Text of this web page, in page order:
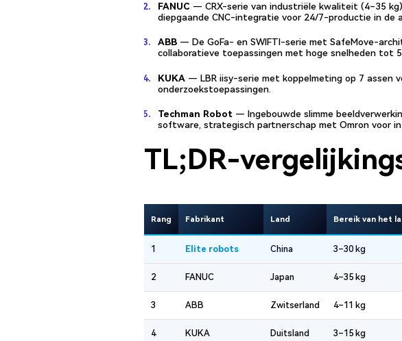
FANUC — CRX-serie van industriële kwaliteit (4–35
diepgaande CNC-integratie voor 24/7-productie in de
ABB — De GoFa- en SWIFTI-serie met SafeMove-
collaboratieve toepassingen met hoge snelheden tot 5
KUKA — LBR iisy-serie met koppelmeting op 7 assen
onderzoekstoepassingen.
Techman Robot — Ingebouwde slimme
software, strategisch partnerschap met Omron voor
TL;DR-
Rang Fabrikant Land Bereik van het
1 Elite robots China 3–30 kg
2 FANUC Japan 4–35 kg
3 ABB Zwitserland 4–11 kg
4 KUKA Duitsland 3–15 kg